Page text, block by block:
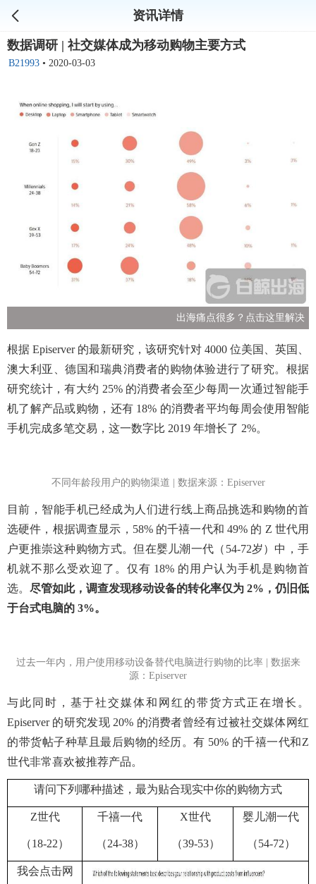
资讯详情
数据调研 | 社交媒体成为移动购物主要方式
B21993 • 2020-03-03
出海痛点很多？点击这里解决
根据 Episerver 的最新研究，该研究针对 4000 位美国、英国、
澳大利亚、德国和瑞典消费者的购物体验进行了研究。根据
研究统计，有大约 25% 的消费者会至少每周一次通过智能手
机了解产品或购物，还有 18% 的消费者平均每周会使用智能
手机完成多笔交易，这一数字比 2019 年增长了 2%。
不同年龄段用户的购物渠道 | 数据来源：Episerver
目前，智能手机已经成为人们进行线上商品挑选和购物的首
选硬件，根据调查显示，58% 的千禧一代和 49% 的 Z 世代用
户更推崇这种购物方式。但在婴儿潮一代（54-72岁）中，手
机就不那么受欢迎了。 仅有 18% 的用户认为手机是购物首
选。 尽管如此，调查发现移动设备的转化率仅为 2%，仍旧低
于台式电脑的 3%。
过去一年内，用户使用移动设备替代电脑进行购物的比率
| 数据来
源： Episerver
与此同时，基于社交媒体和网红的带货方式正在增长。
Episerver 的研究发现 20% 的消费者曾经有过被社交媒体网红
的带货帖子种草且最后购物的经历。有 50% 的千禧一代和Z
世代非常喜欢被推荐产品。
请问下列哪种描述，最为贴合现实中你的购物方式
Z世代
（18-22）
千禧一代
（24-38）
X世代
（39-53）
婴儿潮一代
（54-72）
我会点击网